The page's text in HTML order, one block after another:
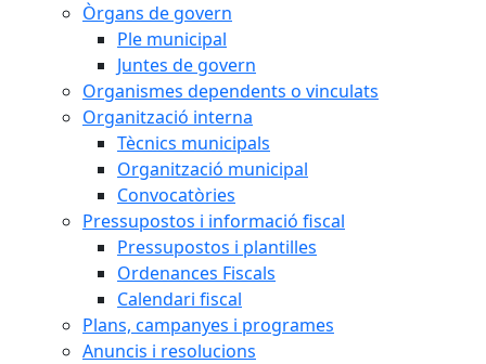
Òrgans de govern
Ple municipal
Juntes de govern
Organismes dependents o vinculats
Organització interna
Tècnics municipals
Organització municipal
Convocatòries
Pressupostos i informació fiscal
Pressupostos i plantilles
Ordenances Fiscals
Calendari fiscal
Plans, campanyes i programes
Anuncis i resolucions